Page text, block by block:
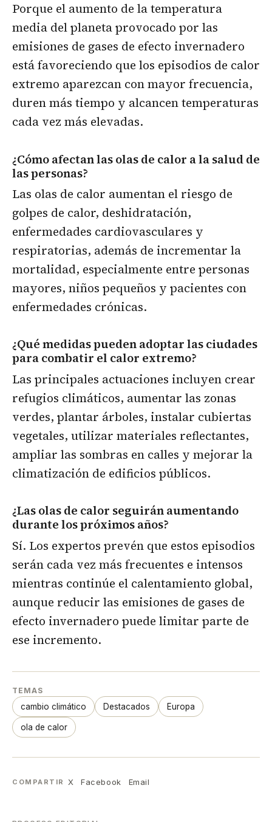
Porque el aumento de la temperatura
media del planeta provocado por las
emisiones de gases de efecto invernadero
está favoreciendo que los episodios de calor
extremo aparezcan con mayor frecuencia,
duren más tiempo y alcancen temperaturas
cada vez más elevadas.
¿Cómo afectan las olas de calor a la salud de
las personas?
Las olas de calor aumentan el riesgo de
golpes de calor, deshidratación,
enfermedades cardiovasculares y
respiratorias, además de incrementar la
mortalidad, especialmente entre personas
mayores, niños pequeños y pacientes con
enfermedades crónicas.
¿Qué medidas pueden adoptar las ciudades
para combatir el calor extremo?
Las principales actuaciones incluyen crear
refugios climáticos, aumentar las zonas
verdes, plantar árboles, instalar cubiertas
vegetales, utilizar materiales reflectantes,
ampliar las sombras en calles y mejorar la
climatización de edificios públicos.
¿Las olas de calor seguirán aumentando
durante los próximos años?
Sí. Los expertos prevén que estos episodios
serán cada vez más frecuentes e intensos
mientras continúe el calentamiento global,
aunque reducir las emisiones de gases de
efecto invernadero puede limitar parte de
ese incremento.
TEMAS
cambio climático Destacados Europa
ola de calor
COMPARTIR X Facebook Email